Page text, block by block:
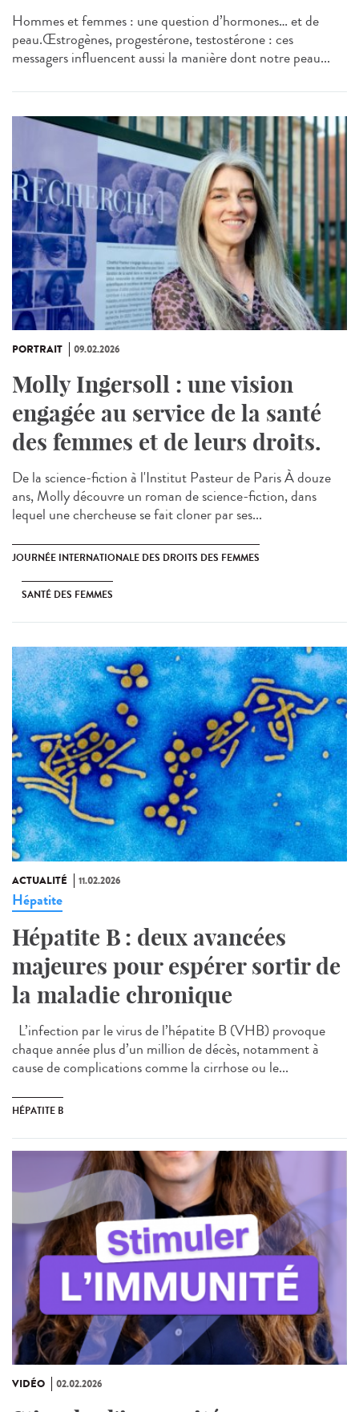
Hommes et femmes : une question d’hormones… et de
peau.Œstrogènes, progestérone, testostérone : ces
messagers influencent aussi la manière dont notre peau...
PORTRAIT 09.02.2026
Molly Ingersoll : une vision
engagée au service de la santé
des femmes et de leurs droits.
De la science-fiction à l'Institut Pasteur de Paris À douze
ans, Molly découvre un roman de science-fiction, dans
lequel une chercheuse se fait cloner par ses...
JOURNÉE INTERNATIONALE DES DROITS DES FEMMES
SANTÉ DES FEMMES
ACTUALITÉ 11.02.2026
Hépatite
Hépatite B : deux avancées
majeures pour espérer sortir de
la maladie chronique
L’infection par le virus de l’hépatite B (VHB) provoque
chaque année plus d’un million de décès, notamment à
cause de complications comme la cirrhose ou le...
HÉPATITE B
VIDÉO 02.02.2026